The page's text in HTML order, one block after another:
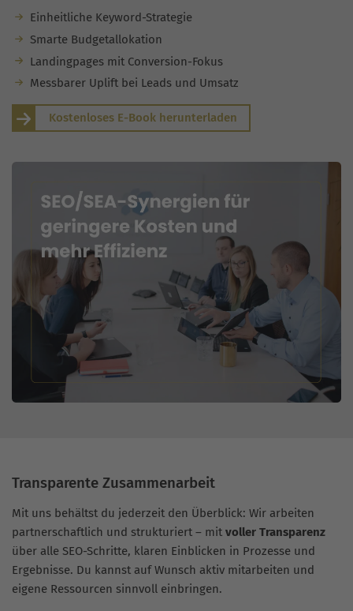
Einheitliche Keyword-Strategie
Smarte Budgetallokation
Landingpages mit Conversion-Fokus
Messbarer Uplift bei Leads und Umsatz
Kostenloses E-Book herunterladen
Transparente Zusammenarbeit
Mit uns behältst du jederzeit den Überblick: Wir arbeiten
partnerschaftlich und strukturiert – mit voller Transparenz
über alle SEO-Schritte, klaren Einblicken in Prozesse und
Ergebnisse. Du kannst auf Wunsch aktiv mitarbeiten und
eigene Ressourcen sinnvoll einbringen.